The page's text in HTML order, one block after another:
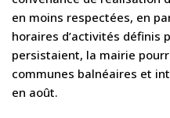
en moins respectées, en
horaires d’activités définis
persistaient, la mairie
communes balnéaires et
en août.